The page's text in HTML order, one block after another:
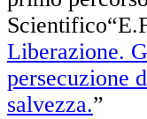
Liberazione.
persecuzione
salvezza.”